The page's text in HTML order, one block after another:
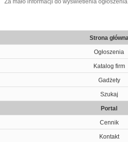
Za mało informacji do wyświetlenia
Strona
Ogłoszenia
Katalog firm
Gadżety
Szukaj
Portal
Cennik
Kontakt